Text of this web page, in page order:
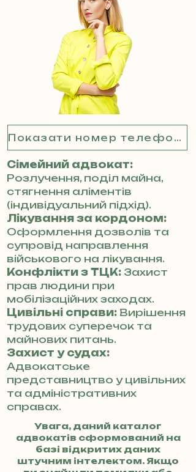
Показати номер телефону
Сімейний адвокат:
Розлучення, поділ майна,
стягнення аліментів
(індивідуальний підхід).
Лікування за кордоном:
Оформлення дозволів та
супровід направлення
військового на лікування.
Конфлікти з ТЦК: Захист
прав людини при
мобілізаційних заходах.
Цивільні справи: Вирішення
трудових суперечок та
майнових питань.
Захист у судах:
Адвокатське
представництво у цивільних
та адміністративних
справах.
Увага, даний каталог
адвокатів сформований на
базі відкритих даних
штучним інтелектом. Якщо